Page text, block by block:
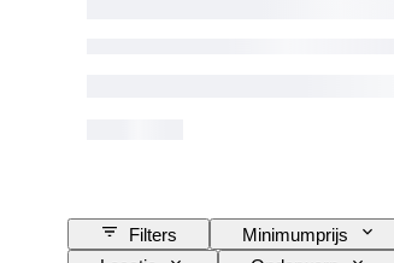
Filters Minimumprijs